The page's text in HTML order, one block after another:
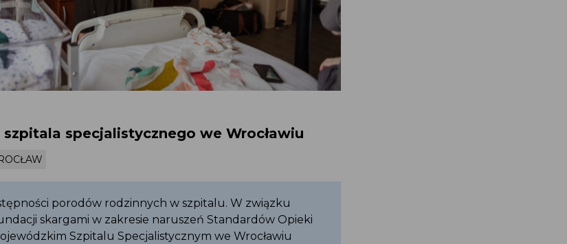
specjalistycznego we Wrocławiu
porodów rodzinnych w szpitalu. W związku
skargami w zakresie naruszeń Standardów Opieki
Szpitalu Specjalistycznym we Wrocławiu